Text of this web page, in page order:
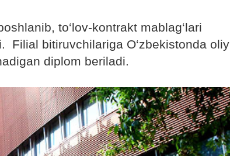
to‘lov-kontrakt mablag‘lari
Filial bitiruvchilariga O‘zbekistonda oliy
diplom beriladi.